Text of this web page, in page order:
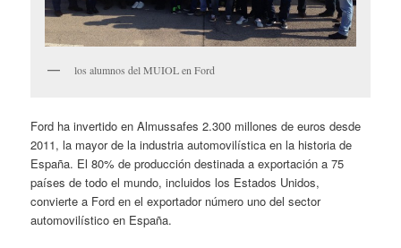
los alumnos del MUIOL en Ford
Ford ha invertido en Almussafes 2.300 millones de euros desde
2011, la mayor de la industria automovilística en la historia de
España. El 80% de producción destinada a exportación a 75
países de todo el mundo, incluidos los Estados Unidos,
convierte a Ford en el exportador número uno del sector
automovilístico en España.